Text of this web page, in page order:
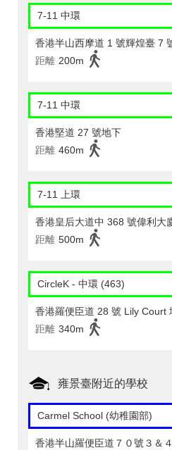
7-11 中環
香港半山西摩道 1 號輝煌臺 7
距離 200m
7-11 中環
香港堅道 27 號地下
距離 460m
7-11 上環
香港皇后大道中 368 號偉利大
距離 500m
CircleK - 中環 (463)
香港羅便臣道 28 號 Lily Court
距離 340m
雍景臺附近的學校
Carmel School (幼稚園部)
香港半山羅便臣道７０號３＆